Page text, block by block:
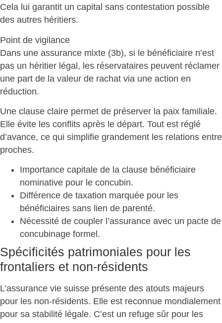
Cela lui garantit un capital sans contestation possible
des autres héritiers.
Point de vigilance
Dans une assurance mixte (3b), si le bénéficiaire n’est
pas un héritier légal, les réservataires peuvent réclamer
une part de la valeur de rachat via une action en
réduction.
Une clause claire permet de préserver la paix familiale.
Elle évite les conflits après le départ. Tout est réglé
d’avance, ce qui simplifie grandement les relations entre
proches.
Importance capitale de la clause bénéficiaire
nominative pour le concubin.
Différence de taxation marquée pour les
bénéficiaires sans lien de parenté.
Nécessité de coupler l’assurance avec un pacte de
concubinage formel .
Spécificités patrimoniales pour les
frontaliers et non-résidents
L’assurance vie suisse présente des atouts majeurs
pour les non-résidents. Elle est reconnue mondialement
pour sa stabilité légale. C’est un refuge sûr pour les